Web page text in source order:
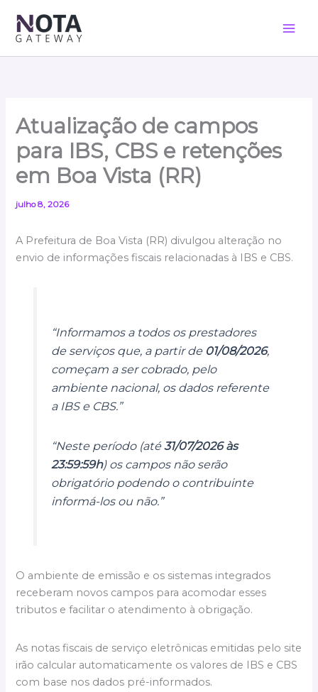
para
conteúdo
Atualização de campos
para IBS, CBS e retenções
em Boa Vista (RR)
julho 8, 2026
A Prefeitura de Boa Vista (RR) divulgou alteração no
envio de informações fiscais relacionadas à IBS e CBS.
“Informamos a todos os prestadores
de serviços que, a partir de 01/08/2026,
começam a ser cobrado, pelo
ambiente nacional, os dados referente
a IBS e CBS.”
“Neste período (até31/07/2026 às
23:59:59h) os campos não serão
obrigatório podendo o contribuinte
informá-los ou não.”
O ambiente de emissão e os sistemas integrados
receberam novos campos para acomodar esses
tributos e facilitar o atendimento à obrigação.
As notas fiscais de serviço eletrônicas emitidas pelo site
irão calcular automaticamente os valores de IBS e CBS
com base nos dados pré-informados.